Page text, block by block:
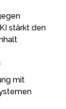
stärkt den
mit